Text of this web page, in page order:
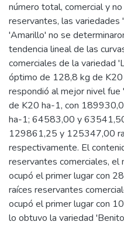
número total, comercial y
reservantes, las
'Amarillo' no se
tendencia lineal de las
comerciales de la variedad
óptimo de 128,8 kg de
respondió al mejor nivel
de K20 ha-1, con
ha-1; 64583,00 y
129861,25 y 125347,00
respectivamente. El
reservantes comerciales,
ocupó el primer lugar con
raíces reservantes
ocupó el primer lugar con
lo obtuvo la variedad